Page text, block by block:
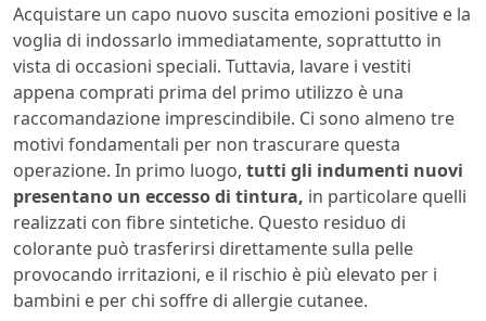
Acquistare un capo nuovo suscita emozioni positive e la
voglia di indossarlo immediatamente, soprattutto in
vista di occasioni speciali. Tuttavia, lavare i vestiti
appena comprati prima del primo utilizzo è una
raccomandazione imprescindibile. Ci sono almeno tre
motivi fondamentali per non trascurare questa
operazione. In primo luogo, tutti gli indumenti nuovi
presentano un eccesso di tintura, in particolare quelli
realizzati con fibre sintetiche. Questo residuo di
colorante può trasferirsi direttamente sulla pelle
provocando irritazioni, e il rischio è più elevato per i
bambini e per chi soffre di allergie cutanee.